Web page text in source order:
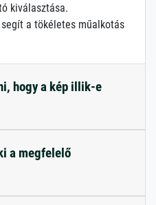
kiválasztása.
a tökéletes műalkotás
hogy a kép illik-e
a megfelelő